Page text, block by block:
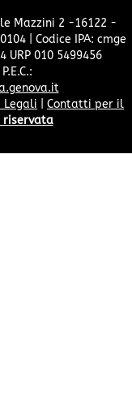
Mazzini 2 -16122 -
| Codice IPA: cmge
URP 010 5499456
Legali
Contatti per il
riservata